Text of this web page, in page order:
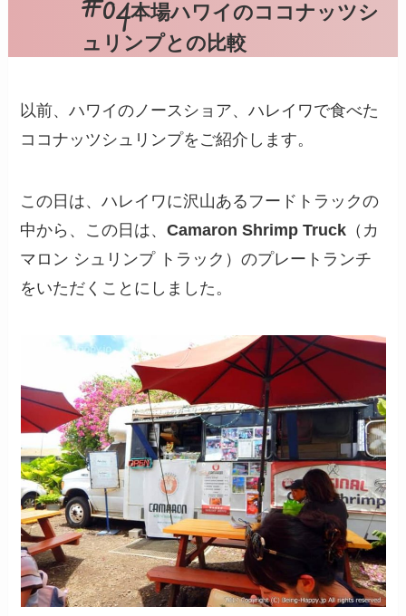
本場ハワイのココナッツシ
ュリンプとの比較
以前、ハワイのノースショア、ハレイワで食べた
ココナッツシュリンプをご紹介します。
この日は、ハレイワに沢山あるフードトラックの
中から、この日は、Camaron Shrimp Truck （カ
マロン シュリンプ トラック）のプレートランチ
をいただくことにしました。